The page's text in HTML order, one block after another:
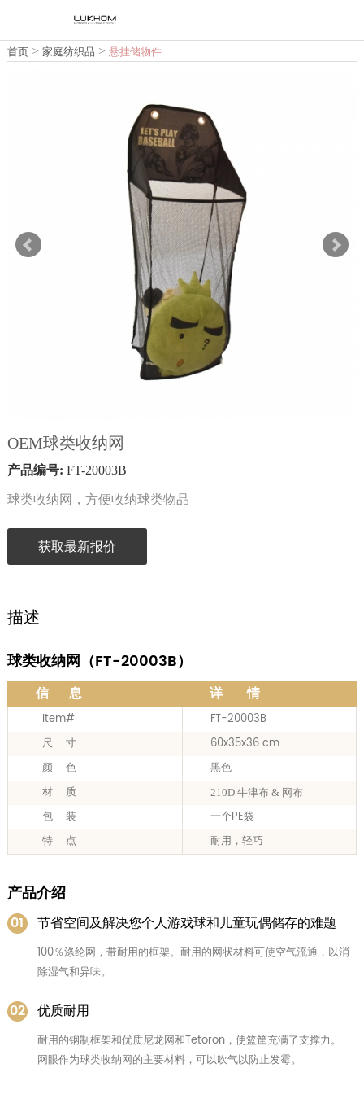
首页> 家庭纺织品 > 悬挂储物件
OEM球类收纳网
产品编号: FT-20003B
球类收纳网，方便收纳球类物品
获取最新报价
描述
球类收纳网（FT-20003B）
信 息 详 情
Item#
FT-20003B
尺 寸
60x35x36 cm
颜 色
黑色
材 质
210D 牛津布 & 网布
包 装
一个PE袋
特 点
耐用，轻巧
产品介绍
01 节省空间及解决您个人游戏球和儿童玩偶储存的难题
100％涤纶网，带耐用的框架。耐用的网状材料可使空气流通，以消
除湿气和异味。
02 优质耐用
耐用的钢制框架和优质尼龙网和Tetoron，使篮筐充满了支撑力。
网眼作为球类收纳网的主要材料，可以吹气以防止发霉。